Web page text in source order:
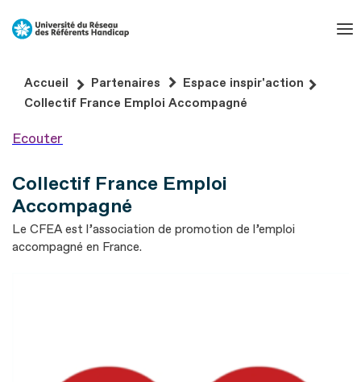
Aller
Aller
au
de
Accueil Partenaires
Espace inspir'action
Collectif France Emploi Accompagné
Ecouter
Collectif France Emploi
Accompagné
Le CFEA est l’association de promotion de l’emploi
accompagné en France.